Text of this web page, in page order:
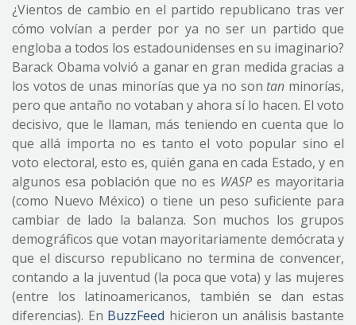
¿Vientos de cambio en el partido republicano tras ver
cómo volvían a perder por ya no ser un partido que
engloba a todos los estadounidenses en su imaginario?
Barack Obama volvió a ganar en gran medida gracias a
los votos de unas minorías que ya no son tan minorías,
pero que antaño no votaban y ahora sí lo hacen. El voto
decisivo, que le llaman, más teniendo en cuenta que lo
que allá importa no es tanto el voto popular sino el
voto electoral, esto es, quién gana en cada Estado, y en
algunos esa población que no es WASP es mayoritaria
(como Nuevo México) o tiene un peso suficiente para
cambiar de lado la balanza. Son muchos los grupos
demográficos que votan mayoritariamente demócrata y
que el discurso republicano no termina de convencer,
contando a la juventud (la poca que vota) y las mujeres
(entre los latinoamericanos, también se dan estas
diferencias). En BuzzFeed hicieron un análisis bastante